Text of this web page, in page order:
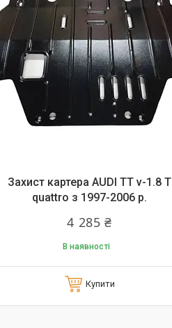
Захист картера AUDI TT v-1.8 T
quattro з 1997-2006 р.
4 285 ₴
В наявності
Купити